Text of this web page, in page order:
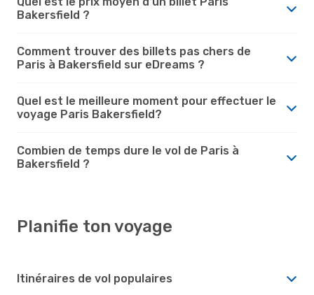
Bakersfield ?
Comment trouver des billets pas chers de
Paris à Bakersfield sur eDreams ?
Quel est le meilleure moment pour effectuer le
voyage Paris Bakersfield?
Combien de temps dure le vol de Paris à
Bakersfield ?
Planifie ton voyage
Itinéraires de vol populaires